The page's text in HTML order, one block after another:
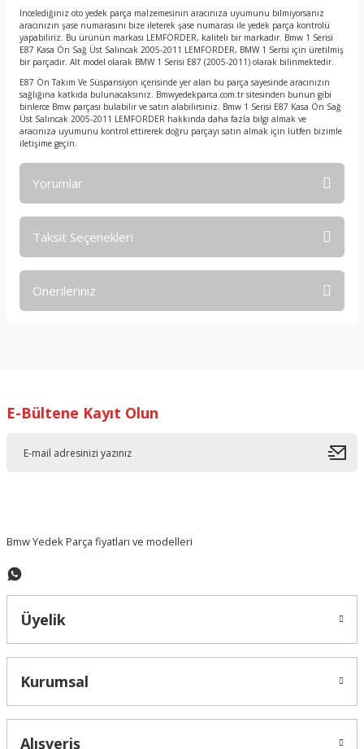
İncelediğiniz oto yedek parça malzemesinin aracınıza uyumunu bilmiyorsanız
aracınızın şase numarasını bize ileterek şase numarası ile yedek parça kontrolü
yapabiliriz. Bu ürünün markası LEMFÖRDER, kaliteli bir markadır. Bmw 1 Serisi
E87 Kasa Ön Sağ Üst Salıncak 2005-2011 LEMFORDER, BMW 1 Serisi için üretilmiş
bir parçadır. Alt model olarak BMW 1 Serisi E87 (2005-2011) olarak bilinmektedir.
E87 Ön Takım Ve Süspansiyon içerisinde yer alan bu parça sayesinde aracınızın
sağlığına katkıda bulunacaksınız. Bmwyedekparca.com.tr sitesinden bunun gibi
binlerce Bmw parçası bulabilir ve satın alabilirsiniz. Bmw 1 Serisi E87 Kasa Ön Sağ
Üst Salıncak 2005-2011 LEMFORDER hakkında daha fazla bilgi almak ve
aracınıza uyumunu kontrol ettirerek doğru parçayı satın almak için lütfen bizimle
iletişime geçin.
Yorumlar
Taksit Seçenekleri
Önerileriniz
Ürün resmi kalitesiz, bozuk veya görüntülenemiyor.
E-Bültene Kayıt Olun
Bmw Yedek Parça fiyatları ve modelleri
Üyelik
Kurumsal
Alışveriş